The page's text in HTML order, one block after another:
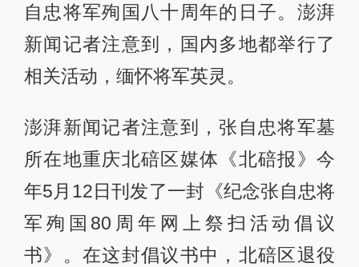
自忠将军殉国八十周年的日子。澎湃
新闻记者注意到，国内多地都举行了
相关活动，缅怀将军英灵。
澎湃新闻记者注意到，张自忠将军墓
所在地重庆北碚区媒体《北碚报》今
年5月12日刊发了一封《纪念张自忠将
军殉国80周年网上祭扫活动倡议
书》。在这封倡议书中，北碚区退役